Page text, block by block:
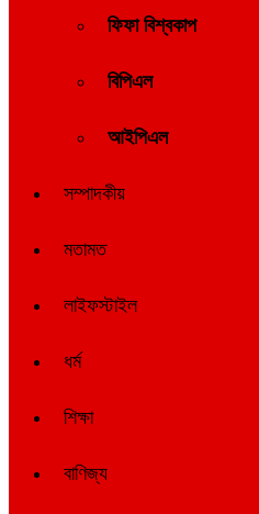
ফিফা বিশ্বকাপ
বিপিএল
আইপিএল
সম্পাদকীয়
মতামত
লাইফস্টাইল
ধর্ম
শিক্ষা
বাণিজ্য